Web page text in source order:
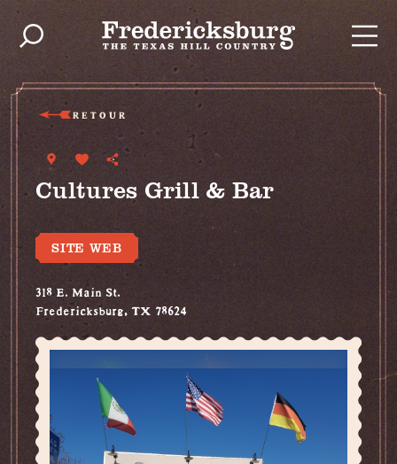
Skip to content
RETOUR
Cultures Grill & Bar
SITE WEB
318 E. Main St.
Fredericksburg, TX 78624
(830) 997-8100